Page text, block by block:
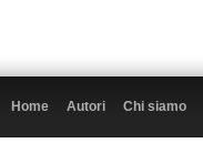
Home Autori Chi siamo